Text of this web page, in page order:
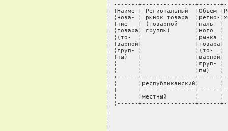
-------+---------------+------
¦Наиме-¦ Региональный  ¦Объем
¦нова- ¦ рынок товара  ¦регио-
¦ние   ¦ (товарной
¦товара¦ группы)
¦(то-  ¦               ¦рынка
¦варной¦
¦груп- ¦
¦пы)   ¦
¦      ¦
¦      ¦               ¦пы)
+------+---------------+------
¦
¦      +---------------+------
¦      ¦местный        ¦
¦------+---------------+------